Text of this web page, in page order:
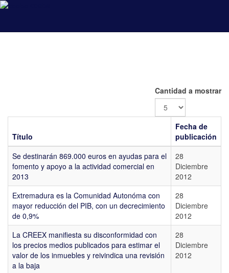
Cantidad a mostrar
Título
Fecha de
publicación
Se destinarán 869.000 euros en ayudas para el
fomento y apoyo a la actividad comercial en
2013
28
Diciembre
2012
Extremadura es la Comunidad Autonóma con
mayor reducción del PIB, con un decrecimiento
de 0,9%
28
Diciembre
2012
La CREEX manifiesta su disconformidad con
los precios medios publicados para estimar el
valor de los inmuebles y reivindica una revisión
a la baja
28
Diciembre
2012